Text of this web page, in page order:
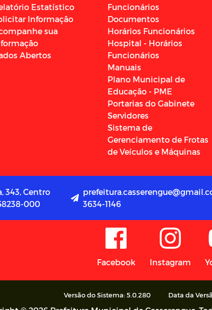
Estatístico
Informação
sua
Abertos
Funcionários
Documentos
Horários Funcionários
Hospital - Horários
Funcionários
Manuais
Plano Municipal de
Educação - PME
Portarias do Gabinete
Servidores
Sistema de
Gerenciamento de Frotas
de Veículos e Máquinas
343, Centro
000
3634-1146
Facebook Instagram
Versão do Sistema: 5.0.280 Data da